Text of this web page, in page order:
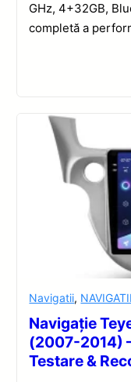
GHz, 4+32GB,
completă a
Navigatii,
Navigație
(2007-2014)
Testare &